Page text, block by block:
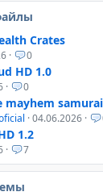
Crates
· 0
HD 1.0
· 0
mayhem
· 04.06.2026 ·
1.2
· 7